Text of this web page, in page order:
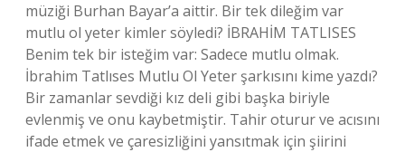
müziği Burhan Bayar’a aittir. Bir tek dileğim var
mutlu ol yeter kimler söyledi? İBRAHİM TATLISES
Benim tek bir isteğim var: Sadece mutlu olmak.
İbrahim Tatlıses Mutlu Ol Yeter şarkısını kime yazdı?
Bir zamanlar sevdiği kız deli gibi başka biriyle
evlenmiş ve onu kaybetmiştir. Tahir oturur ve acısını
ifade etmek ve çaresizliğini yansıtmak için şiirini